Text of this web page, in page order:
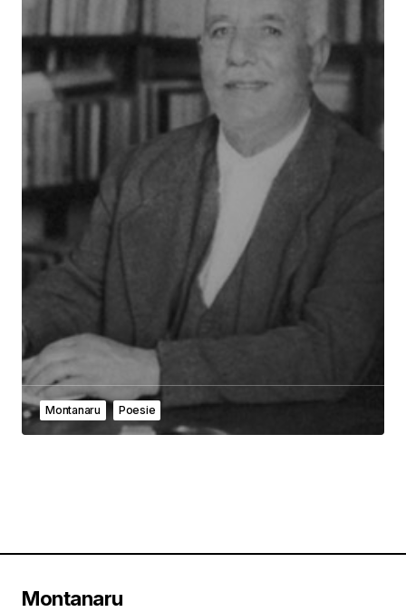
Montanaru Poesie
Montanaru